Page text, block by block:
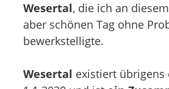
Wesertal, die ich an
aber schönen Tag ohne
bewerkstelligte.
Wesertal existiert übrigens